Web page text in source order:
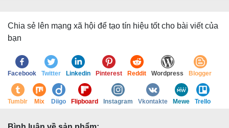
Chia sẻ lên mạng xã hội để tạo tín hiệu tốt cho bài viết của
bạn
Facebook Twitter Linkedin Pinterest Reddit Wordpress Blogger
Tumblr Mix Diigo Flipboard Instagram Vkontakte Mewe Trello